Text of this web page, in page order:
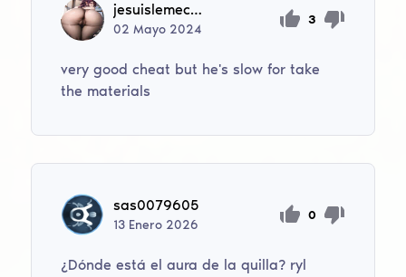
jesuislemecsympa
02Mayo 2024
3
very good cheat but he's slow for take
the materials
sas0079605
13 Enero 2026
0
¿Dónde está el aura de la quilla? ryl